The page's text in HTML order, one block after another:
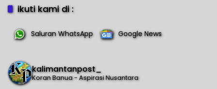
ikuti kami di :
Saluran WhatsApp Google News
kalimantanpost_
Koran Banua - Aspirasi Nusantara